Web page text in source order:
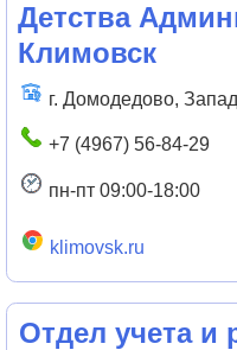
Детства
Климовск
г. Домодедово,
+7 (4967) 56-84-29
пн-пт 09:00-18:00
klimovsk.ru
Отдел учета и